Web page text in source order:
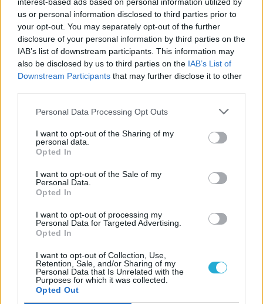
us or personal information disclosed to third parties prior to
your opt-out. You may separately opt-out of the further
disclosure of your personal information by third parties on the
IAB’s list of downstream participants. This information may
also be disclosed by us to third parties on the IAB’s List of
Downstream Participants that may further disclose it to other
Personal Data Processing Opt Outs
I want to opt-out of the Sharing of my
personal data.
Opted In
I want to opt-out of the Sale of my
Personal Data.
Opted In
I want to opt-out of processing my
Personal Data for Targeted Advertising.
Opted In
I want to opt-out of Collection, Use,
Retention, Sale, and/or Sharing of my
Personal Data that Is Unrelated with the
Purposes for which it was collected.
Opted Out